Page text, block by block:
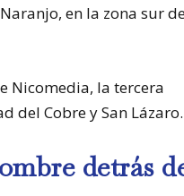
en la zona sur
Nicomedia, la tercera
del Cobre y San Lázaro.
detrás